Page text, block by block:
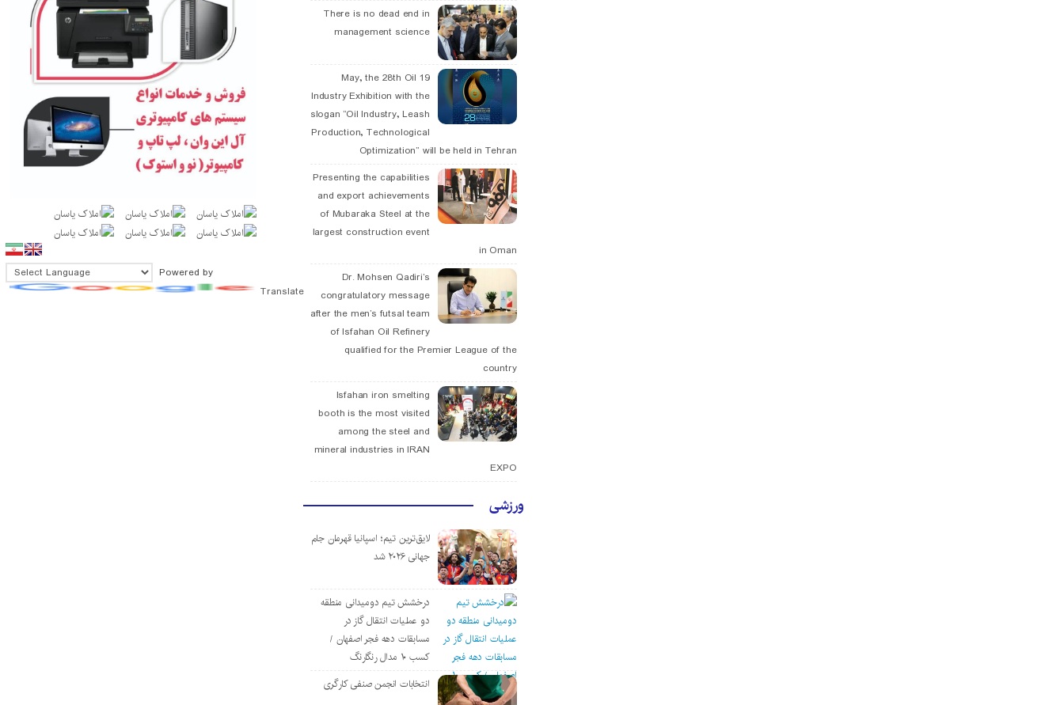
There is no dead end in
management science
19 May, the 28th Oil
Industry Exhibition with the
slogan “Oil Industry, Leash
Production, Technological
Optimization” will be held in Tehran
Presenting the capabilities
and export achievements
of Mubaraka Steel at the
largest construction event
in Oman
Dr. Mohsen Qadiri’s
congratulatory message
after the men’s futsal team
of Isfahan Oil Refinery
qualified for the Premier League of the
country
Isfahan iron smelting
booth is the most visited
among the steel and
mineral industries in IRAN
EXPO
ورزشی
لایق‌ترین تیم؛ اسپانیا قهرمان جام
جهانی ۲۰۲۶ شد
درخشش تیم دومیدانی منطقه
دو عملیات انتقال گاز در
مسابقات دهه فجر اصفهان /
کسب ۱۰ مدال رنگارنگ
انتخابات انجمن صنفی کارگری
Powered by
Translate